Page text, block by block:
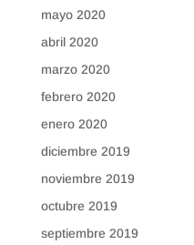
mayo 2020
abril 2020
marzo 2020
febrero 2020
enero 2020
diciembre 2019
noviembre 2019
octubre 2019
septiembre 2019